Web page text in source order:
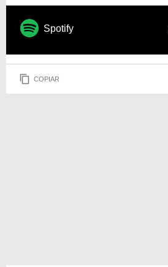
Spotify
COPIAR